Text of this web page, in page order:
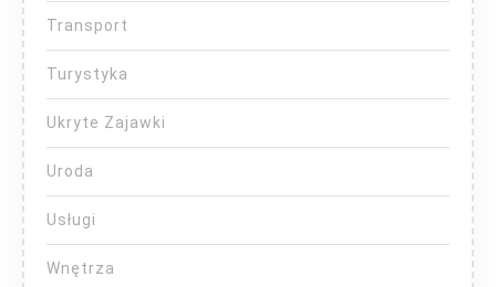
Transport
Turystyka
Ukryte Zajawki
Uroda
Usługi
Wnętrza